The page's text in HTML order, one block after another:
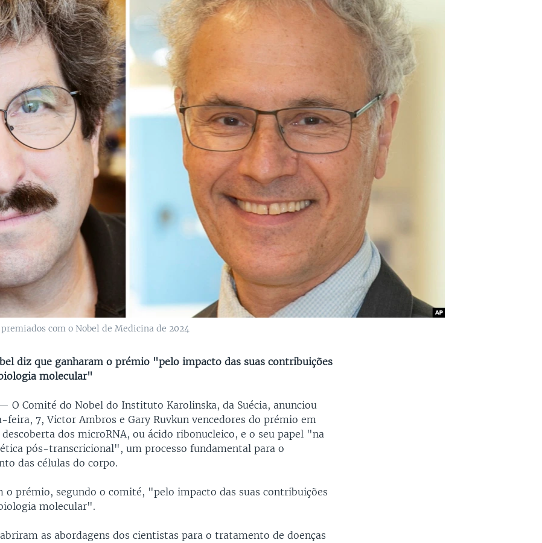
com o Nobel de Medicina de 2024
diz que ganharam o prémio "pelo impacto das suas contribuições
molecular"
—O Comité do Nobel do Instituto Karolinska, da Suécia, anunciou
feira, 7, Victor Ambros e Gary Ruvkun vencedores do prémio em
dos microRNA, ou ácido ribonucleico, e o seu papel "na
pós-transcricional", um processo fundamental para o
das células do corpo.
o prémio, segundo o comité, "pelo impacto das suas contribuições
molecular".
as abordagens dos cientistas para o tratamento de doenças